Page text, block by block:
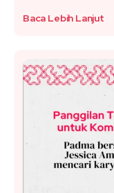
Baca Lebih Lanjut